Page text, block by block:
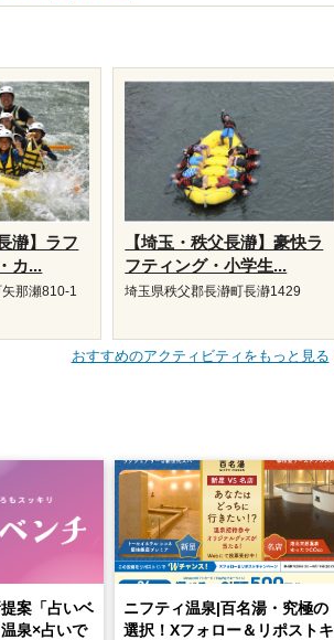
瀞】ラフ
カ...
那瀬810-1
【埼玉・秩父長瀞】豪快ラ
フティング・小学生...
埼玉県秩父郡長瀞町長瀞1429
おすすめのアクティビティをもっと見る
案「占いベ
泉×占いで
ニフティ温泉|百名湯・究極の
選択！Xフォロー＆リポストキ